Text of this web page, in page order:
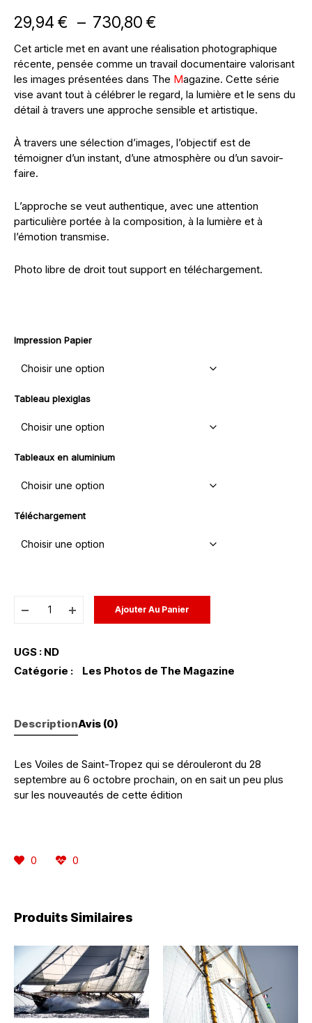
29,94 € – 730,80 €
Cet article met en avant une réalisation photographique
récente, pensée comme un travail documentaire valorisant
les images présentées dans The Magazine. Cette série
vise avant tout à célébrer le regard, la lumière et le sens du
détail à travers une approche sensible et artistique.
À travers une sélection d’images, l’objectif est de
témoigner d’un instant, d’une atmosphère ou d’un savoir-
faire.
L’approche se veut authentique, avec une attention
particulière portée à la composition, à la lumière et à
l’émotion transmise.
Photo libre de droit tout support en téléchargement.
Impression Papier
Tableau plexiglas
Tableaux en aluminium
Téléchargement
Ajouter Au Panier
UGS : ND
Catégorie :
Les Photos de The Magazine
DescriptionAvis (0)
Les Voiles de Saint-Tropez qui se dérouleront du 28
septembre au 6 octobre prochain, on en sait un peu plus
sur les nouveautés de cette édition
0 0
Produits Similaires